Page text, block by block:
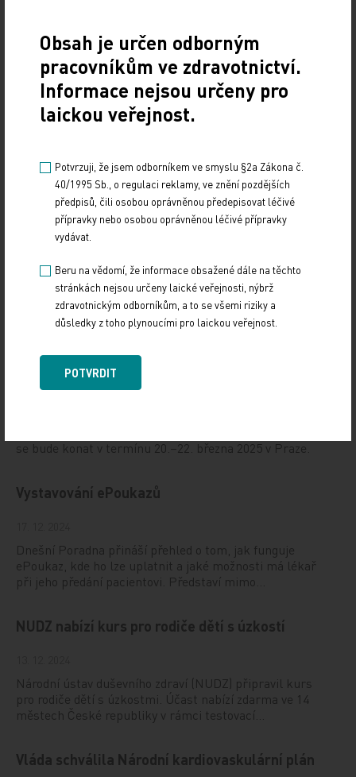
Zdroj: ČTK
Z REGIONŮ
Sdílejte článek
Doporučené
19. světový kongres Controversies in Neurology
se bude konat v termínu 20.–22. března 2025 v Praze.
Vystavování ePoukazů
Dnešní Poradna přináší přehled o tom, jak funguje
ePoukaz, kde ho lze uplatnit a jaké možnosti má lékař
při jeho předání pacientovi. Představí mimo…
NUDZ nabízí kurs pro rodiče dětí s úzkostí
Národní ústav duševního zdraví (NUDZ) připravil kurs
pro rodiče dětí s úzkostmi. Účast nabízí zdarma ve 14
městech České republiky v rámci testovací…
Vláda schválila Národní kardiovaskulární plán
Obsah je určen odborným
pracovníkům ve zdravotnictví.
Informace nejsou určeny pro
laickou veřejnost.
Potvrzuji, že jsem odborníkem ve smyslu §2a Zákona č.
40/1995 Sb., o regulaci reklamy, ve znění pozdějších
předpisů, čili osobou oprávněnou předepisovat léčivé
přípravky nebo osobou oprávněnou léčivé přípravky
vydávat.
Beru na vědomí, že informace obsažené dále na těchto
stránkách nejsou určeny laické veřejnosti, nýbrž
zdravotnickým odborníkům, a to se všemi riziky a
důsledky z toho plynoucími pro laickou veřejnost.
POTVRDIT